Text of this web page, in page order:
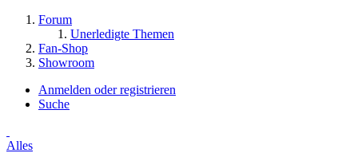
Forum
Unerledigte Themen
Fan-Shop
Showroom
Anmelden oder registrieren
Suche
Alles